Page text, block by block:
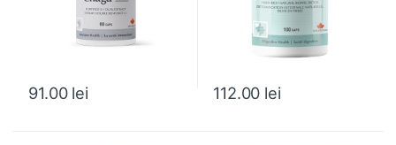
91.00 lei 112.00 lei